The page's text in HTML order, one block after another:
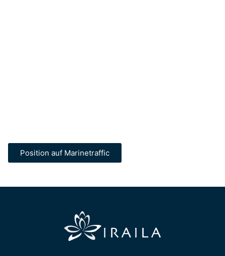
Position auf Marinetraffic